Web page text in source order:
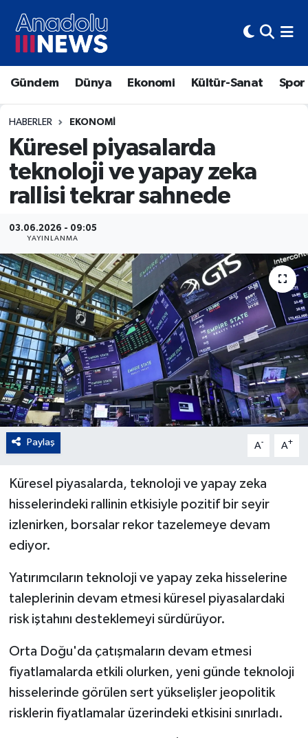
Gündem Dünya Ekonomi Kültür-Sanat Spor
HABERLER EKONOMI
Küresel piyasalarda
teknoloji ve yapay zeka
rallisi tekrar sahnede
03.06.2026 - 09:05
YAYINLANMA
Paylaş A- A+
Küresel piyasalarda, teknoloji ve yapay zeka
hisselerindeki rallinin etkisiyle pozitif bir seyir
izlenirken, borsalar rekor tazelemeye devam
ediyor.
Yatırımcıların teknoloji ve yapay zeka hisselerine
taleplerinin devam etmesi küresel piyasalardaki
risk iştahını desteklemeyi sürdürüyor.
Orta Doğu'da çatışmaların devam etmesi
fiyatlamalarda etkili olurken, yeni günde teknoloji
hisselerinde görülen sert yükselişler jeopolitik
risklerin fiyatlamalar üzerindeki etkisini sınırladı.
Hava Durumu
Trafik Durumu
Süper Lig Puan Durumu ve Fikstür
Tüm Manşetler
Son Dakika Haberleri
Haber Arşivi